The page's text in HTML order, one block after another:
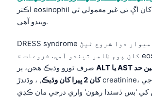
اڪثر eosinophil جي ڳڻپ وڌڻ کان اڳ ئي غير معمولي ٿي
ويندو آهي.
دوا شروع ٿيڻ
کان پوءِ ظاهر ٿيندو آهي. شروعات ۾ eosinophils شايد
ALT يا AST عام حد جي مٿئين حد
کان 2 ڀيرا کان وڌيڪ
, ، وڌندڙ creatinine، بخار، يا منهن جي
کي 'بس ڏسندا رهون' واري درجي مان ڪڍي